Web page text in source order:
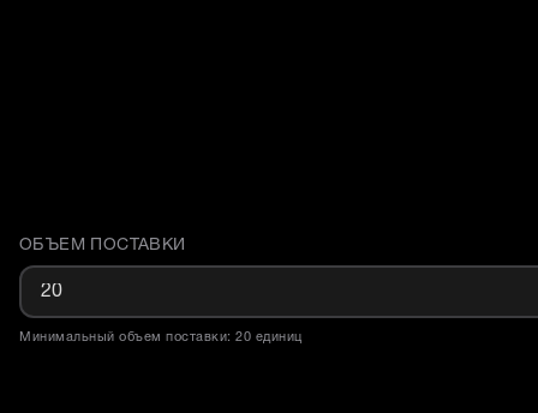
Доставка и объем поставки
ОБЪЕМ ПОСТАВКИ
Минимальный объем поставки: 20 единиц